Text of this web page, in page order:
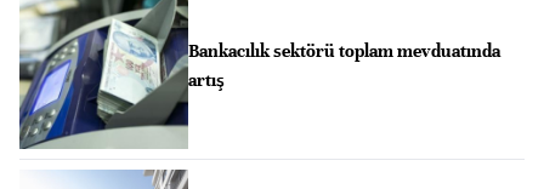
Bankacılık sektörü toplam mevduatında
artış